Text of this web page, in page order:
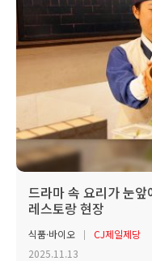
드라마 속 요리가 눈앞
레스토랑 현장
식품·바이오
CJ제일제당
2025.11.13